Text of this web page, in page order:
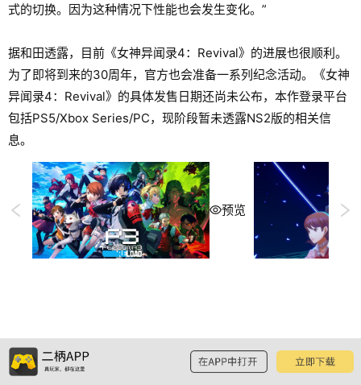
式的切换。因为这种情况下性能也会发生变化。”
据和田透露，目前《女神异闻录4：Revival》的进展也很顺利。
为了即将到来的30周年，官方也会准备一系列纪念活动。《女神
异闻录4：Revival》的具体发售日期还尚未公布，本作登录平台
包括PS5/Xbox Series/PC，现阶段暂未透露NS2版的相关信
息。
预览